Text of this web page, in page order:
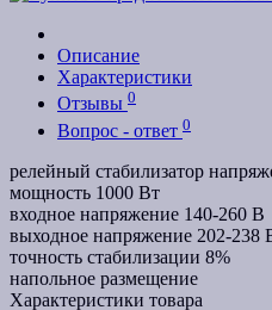
Описание
Характеристики
Отзывы 0
Вопрос - ответ 0
релейный стабилизатор
мощность 1000 Вт
входное напряжение 140-260 В
выходное напряжение 202-238
точность стабилизации 8%
напольное размещение
Характеристики товара